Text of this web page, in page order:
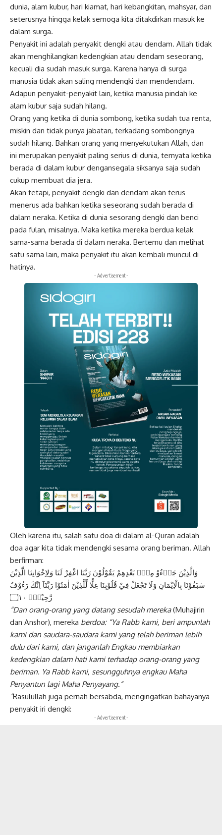
dunia, alam kubur, hari kiamat, hari kebangkitan, mahsyar, dan
seterusnya hingga kelak semoga kita ditakdirkan masuk ke
dalam surga.
Penyakit ini adalah penyakit dengki atau dendam. Allah tidak
akan menghilangkan kedengkian atau dendam seseorang,
kecuali dia sudah masuk surga. Karena hanya di surga
manusia tidak akan saling mendengki dan mendendam.
Adapun penyakit-penyakit lain, ketika manusia pindah ke
alam kubur saja sudah hilang.
Orang yang ketika di dunia sombong, ketika sudah tua renta,
miskin dan tidak punya jabatan, terkadang sombongnya
sudah hilang. Bahkan orang yang menyekutukan Allah, dan
ini merupakan penyakit paling serius di dunia, ternyata ketika
berada di dalam kubur dengansegala siksanya saja sudah
cukup membuat dia jera.
Akan tetapi, penyakit dengki dan dendam akan terus
menerus ada bahkan ketika seseorang sudah berada di
dalam neraka. Ketika di dunia sesorang dengki dan benci
pada fulan, misalnya. Maka ketika mereka berdua kelak
sama-sama berada di dalam neraka. Bertemu dan melihat
satu sama lain, maka penyakit itu akan kembali muncul di
hatinya.
- Advertisement -
Oleh karena itu, salah satu doa di dalam al-Quran adalah
doa agar kita tidak mendengki sesama orang beriman. Allah
berfirman:
وَالَّذِيْنَ جَاۤءُوْ مِنْۢ بَعْدِهِمْ يَقُوْلُوْنَ رَبَّنَا اغْفِرْ لَنَا وَلِاِخْوَانِنَا الَّذِيْنَ
سَبَقُوْنَا بِالْاِيْمَانِ وَلَا تَجْعَلْ فِيْ قُلُوْبِنَا غِلًّا لِّلَّذِيْنَ اٰمَنُوْا رَبَّنَآ اِنَّكَ رَءُوْفٌ
رَّحِيْمٌࣖ ۝١٠
“Dan orang-orang yang datang sesudah mereka(Muhajirin
dan Anshor), mereka berdoa: “Ya Rabb kami, beri ampunlah
kami dan saudara-saudara kami yang telah beriman lebih
dulu dari kami, dan janganlah Engkau membiarkan
kedengkian dalam hati kami terhadap orang-orang yang
beriman. Ya Rabb kami, sesungguhnya engkau Maha
Penyantun lagi Maha Penyayang.”
”Rasulullah juga pernah bersabda, mengingatkan bahayanya
penyakit iri dengki:
- Advertisement -